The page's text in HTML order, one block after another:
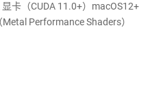
卡（CUDA 11.0+）macOS12+
Performance Shaders）